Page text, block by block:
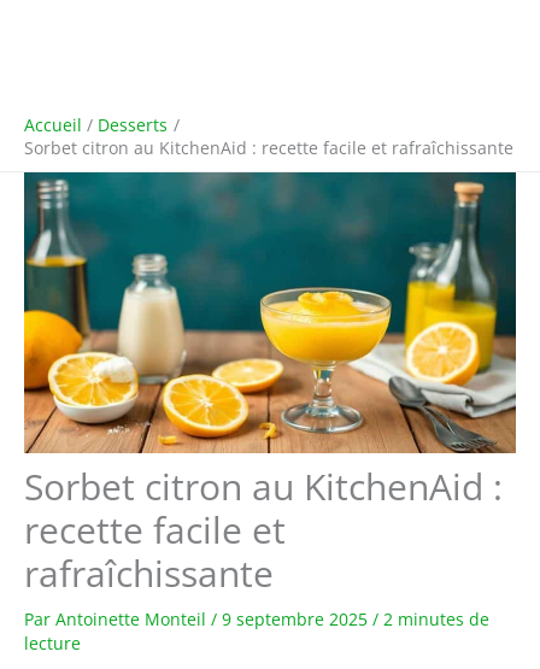
Accueil
Desserts
Sorbet citron au KitchenAid : recette facile et rafraîchissante
Sorbet citron au KitchenAid :
recette facile et
rafraîchissante
Par Antoinette Monteil / 9 septembre 2025 / 2 minutes de
lecture